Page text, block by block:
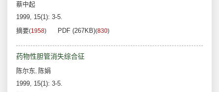
蔡中起
1999, 15(1): 3-5.
摘要(1958) PDF (267KB)(830)
药物性胆管消失综合征
陈尔东, 陈娟
1999, 15(1): 3-5.